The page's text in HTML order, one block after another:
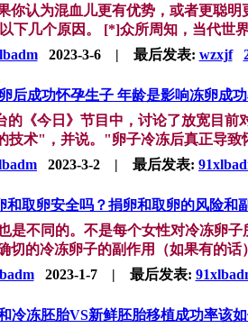
认为混血儿更有优势，或者更聪
下几个原因。 [*]众所周知，当代世
2023-3-6 | 最后发表: wzxjf
后成功怀孕生子 年龄是影响冻卵成
《今日》节目中，讨论了放宽目
技术"，并说。"卵子冷冻后真正导
2023-3-2 | 最后发表:
和取卵安全吗？捐卵和取卵的风险和
不同的。不是每个女性对冷冻卵
切的冷冻卵子的副作用（如果有的
2023-1-7 | 最后发表:
冷冻胚胎VS新鲜胚胎移植成功率该